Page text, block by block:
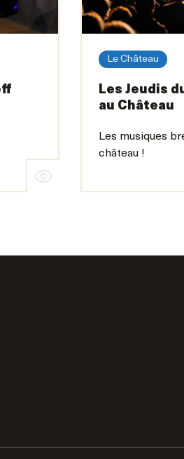
Le Château
Les Jeudis
au Château
Les musiques
château !